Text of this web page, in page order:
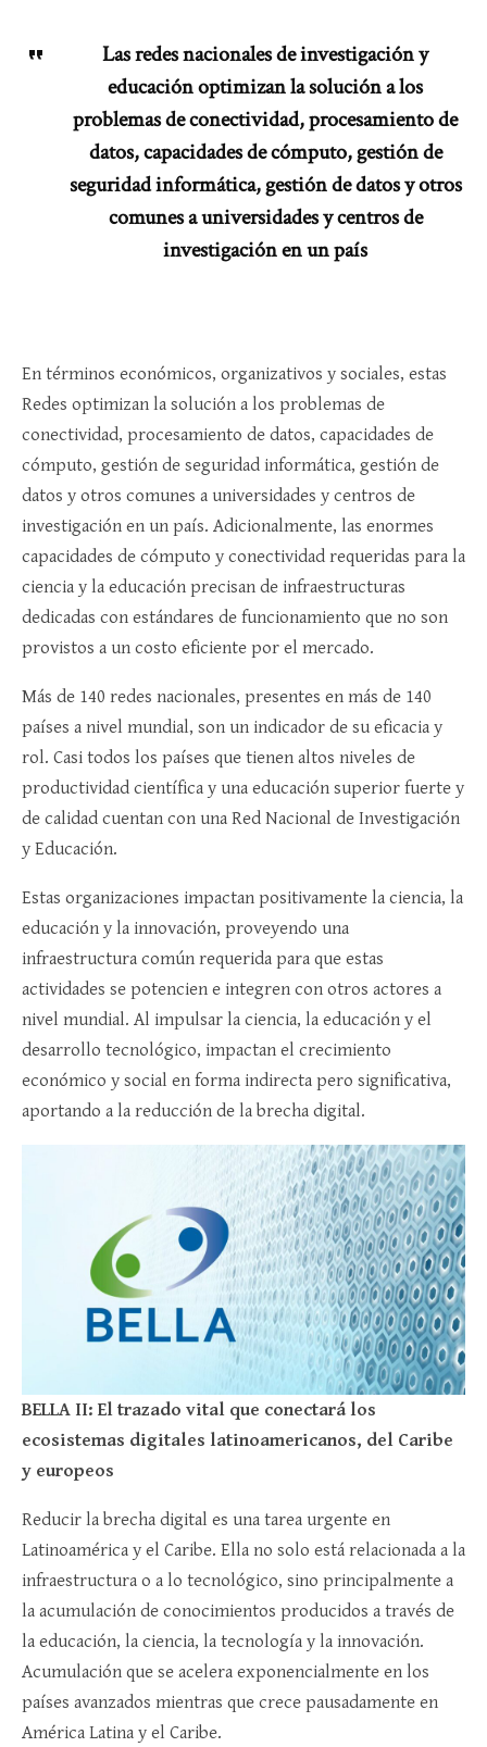
Las redes nacionales de investigación y
educación optimizan la solución a los
problemas de conectividad, procesamiento de
datos, capacidades de cómputo, gestión de
seguridad informática, gestión de datos y otros
comunes a universidades y centros de
investigación en un país
En términos económicos, organizativos y sociales, estas
Redes optimizan la solución a los problemas de
conectividad, procesamiento de datos, capacidades de
cómputo, gestión de seguridad informática, gestión de
datos y otros comunes a universidades y centros de
investigación en un país. Adicionalmente, las enormes
capacidades de cómputo y conectividad requeridas para la
ciencia y la educación precisan de infraestructuras
dedicadas con estándares de funcionamiento que no son
provistos a un costo eficiente por el mercado.
Más de 140 redes nacionales, presentes en más de 140
países a nivel mundial, son un indicador de su eficacia y
rol. Casi todos los países que tienen altos niveles de
productividad científica y una educación superior fuerte y
de calidad cuentan con una Red Nacional de Investigación
y Educación.
Estas organizaciones impactan positivamente la ciencia, la
educación y la innovación, proveyendo una
infraestructura común requerida para que estas
actividades se potencien e integren con otros actores a
nivel mundial. Al impulsar la ciencia, la educación y el
desarrollo tecnológico, impactan el crecimiento
económico y social en forma indirecta pero significativa,
aportando a la reducción de la brecha digital.
BELLA II: El trazado vital que conectará los
ecosistemas digitales latinoamericanos, del Caribe
y europeos
Reducir la brecha digital es una tarea urgente en
Latinoamérica y el Caribe. Ella no solo está relacionada a la
infraestructura o a lo tecnológico, sino principalmente a
la acumulación de conocimientos producidos a través de
la educación, la ciencia, la tecnología y la innovación.
Acumulación que se acelera exponencialmente en los
países avanzados mientras que crece pausadamente en
América Latina y el Caribe.